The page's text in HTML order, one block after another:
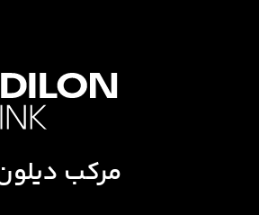
مرکب